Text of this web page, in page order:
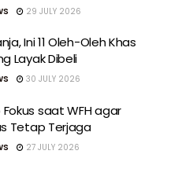
29 JULY 2026
Ini 11 Oleh-Oleh Khas
Layak Dibeli
30 JULY 2026
saat WFH agar
Tetap Terjaga
27 JULY 2026